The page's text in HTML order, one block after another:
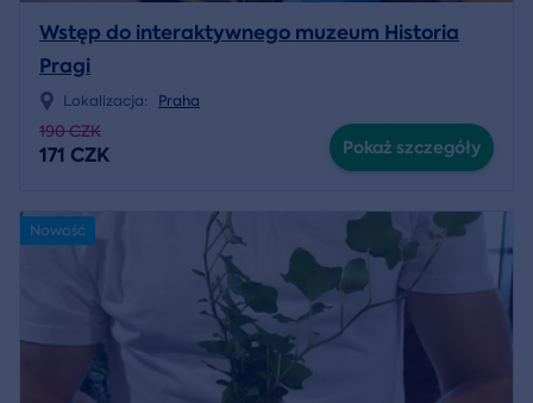
Wstęp do interaktywnego muzeum Historia
Pragi
Lokalizacja: Praha
190 CZK
171 CZK Pokaż szczegóły
Nowość